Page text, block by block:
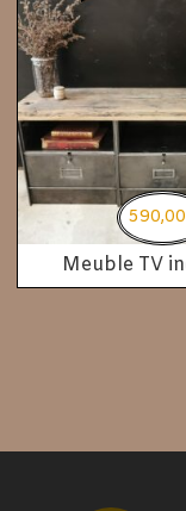
Meuble TV
590,00